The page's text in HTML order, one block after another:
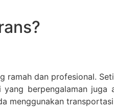
ramah dan profesional.
berpengalaman
menggunakan